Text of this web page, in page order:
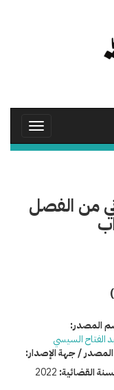
Toggle
من الفصل
القضائية: 2022
المصدر:
الفتاح السيسي
/ جهة الإصدار: